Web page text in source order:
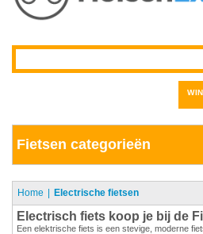
Fietsen categorieën
Home Electrische fietsen
Electrisch fiets koop je bij de
Een elektrische fiets is een stevige, moderne